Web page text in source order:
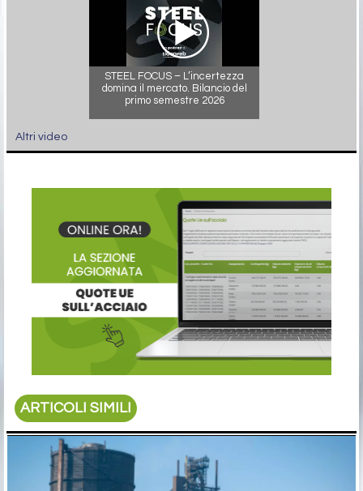
STEEL FOCUS – L’incertezza
domina il mercato. Bilancio del
primo semestre 2026
Altri video
ARTICOLI SIMILI